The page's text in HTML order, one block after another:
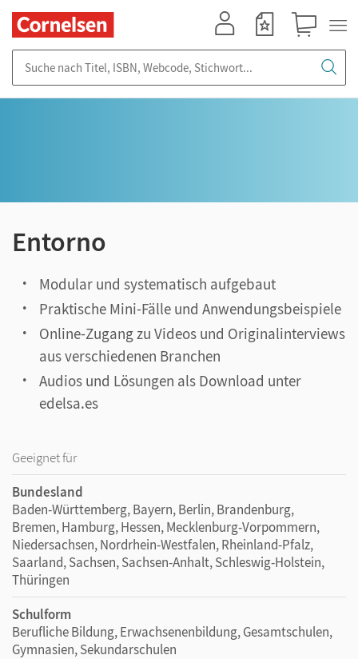
Entorno
Modular und systematisch aufgebaut
Praktische Mini-Fälle und Anwendungsbeispiele
Online-Zugang zu Videos und Originalinterviews
aus verschiedenen Branchen
Audios und Lösungen als Download unter
edelsa.es
Geeignet für
Bundesland
Baden-Württemberg, Bayern, Berlin, Brandenburg,
Bremen, Hamburg, Hessen, Mecklenburg-Vorpommern,
Niedersachsen, Nordrhein-Westfalen, Rheinland-Pfalz,
Saarland, Sachsen, Sachsen-Anhalt, Schleswig-Holstein,
Thüringen
Schulform
Berufliche Bildung, Erwachsenenbildung, Gesamtschulen,
Gymnasien, Sekundarschulen